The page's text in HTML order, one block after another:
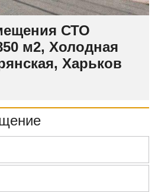
СТО
м2, Холодная
Харьков